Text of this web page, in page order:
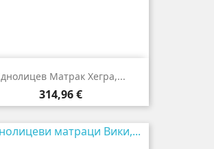
Матрак Хегра,...
Цена
314,96 €